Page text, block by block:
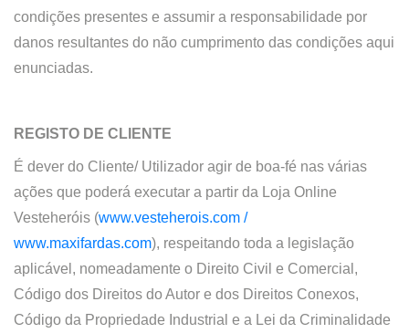
condições presentes e assumir a responsabilidade por
danos resultantes do não cumprimento das condições aqui
enunciadas.
REGISTO DE CLIENTE
É dever do Cliente/ Utilizador agir de boa-fé nas várias
ações que poderá executar a partir da Loja Online
Vesteheróis (www.vesteherois.com /
www.maxifardas.com), respeitando toda a legislação
aplicável, nomeadamente o Direito Civil e Comercial,
Código dos Direitos do Autor e dos Direitos Conexos,
Código da Propriedade Industrial e a Lei da Criminalidade